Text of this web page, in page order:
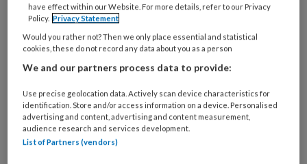
Hou uw verhaal beknopt: maximaal 1000
woorden. Kom snel ter zake, de doelgroep is
bekend met de ontwikkelingen dus
algemene inleidingen zijn overbodig.
Wees kwistig met voorbeelden. Eén
praktijkvoorbeeld maakt meer duidelijk dan
vele theoretische zinnen.
have effect within our Website. For more details, refer to our Privacy
Policy. Privacy Statement
Would you rather not? Then we only place essential and statistical
cookies, these do not record any data about you as a person
We and our partners process data to provide:
Use precise geolocation data. Actively scan device characteristics for
identification. Store and/or access information on a device. Personalised
advertising and content, advertising and content measurement,
audience research and services development.
List of Partners (vendors)